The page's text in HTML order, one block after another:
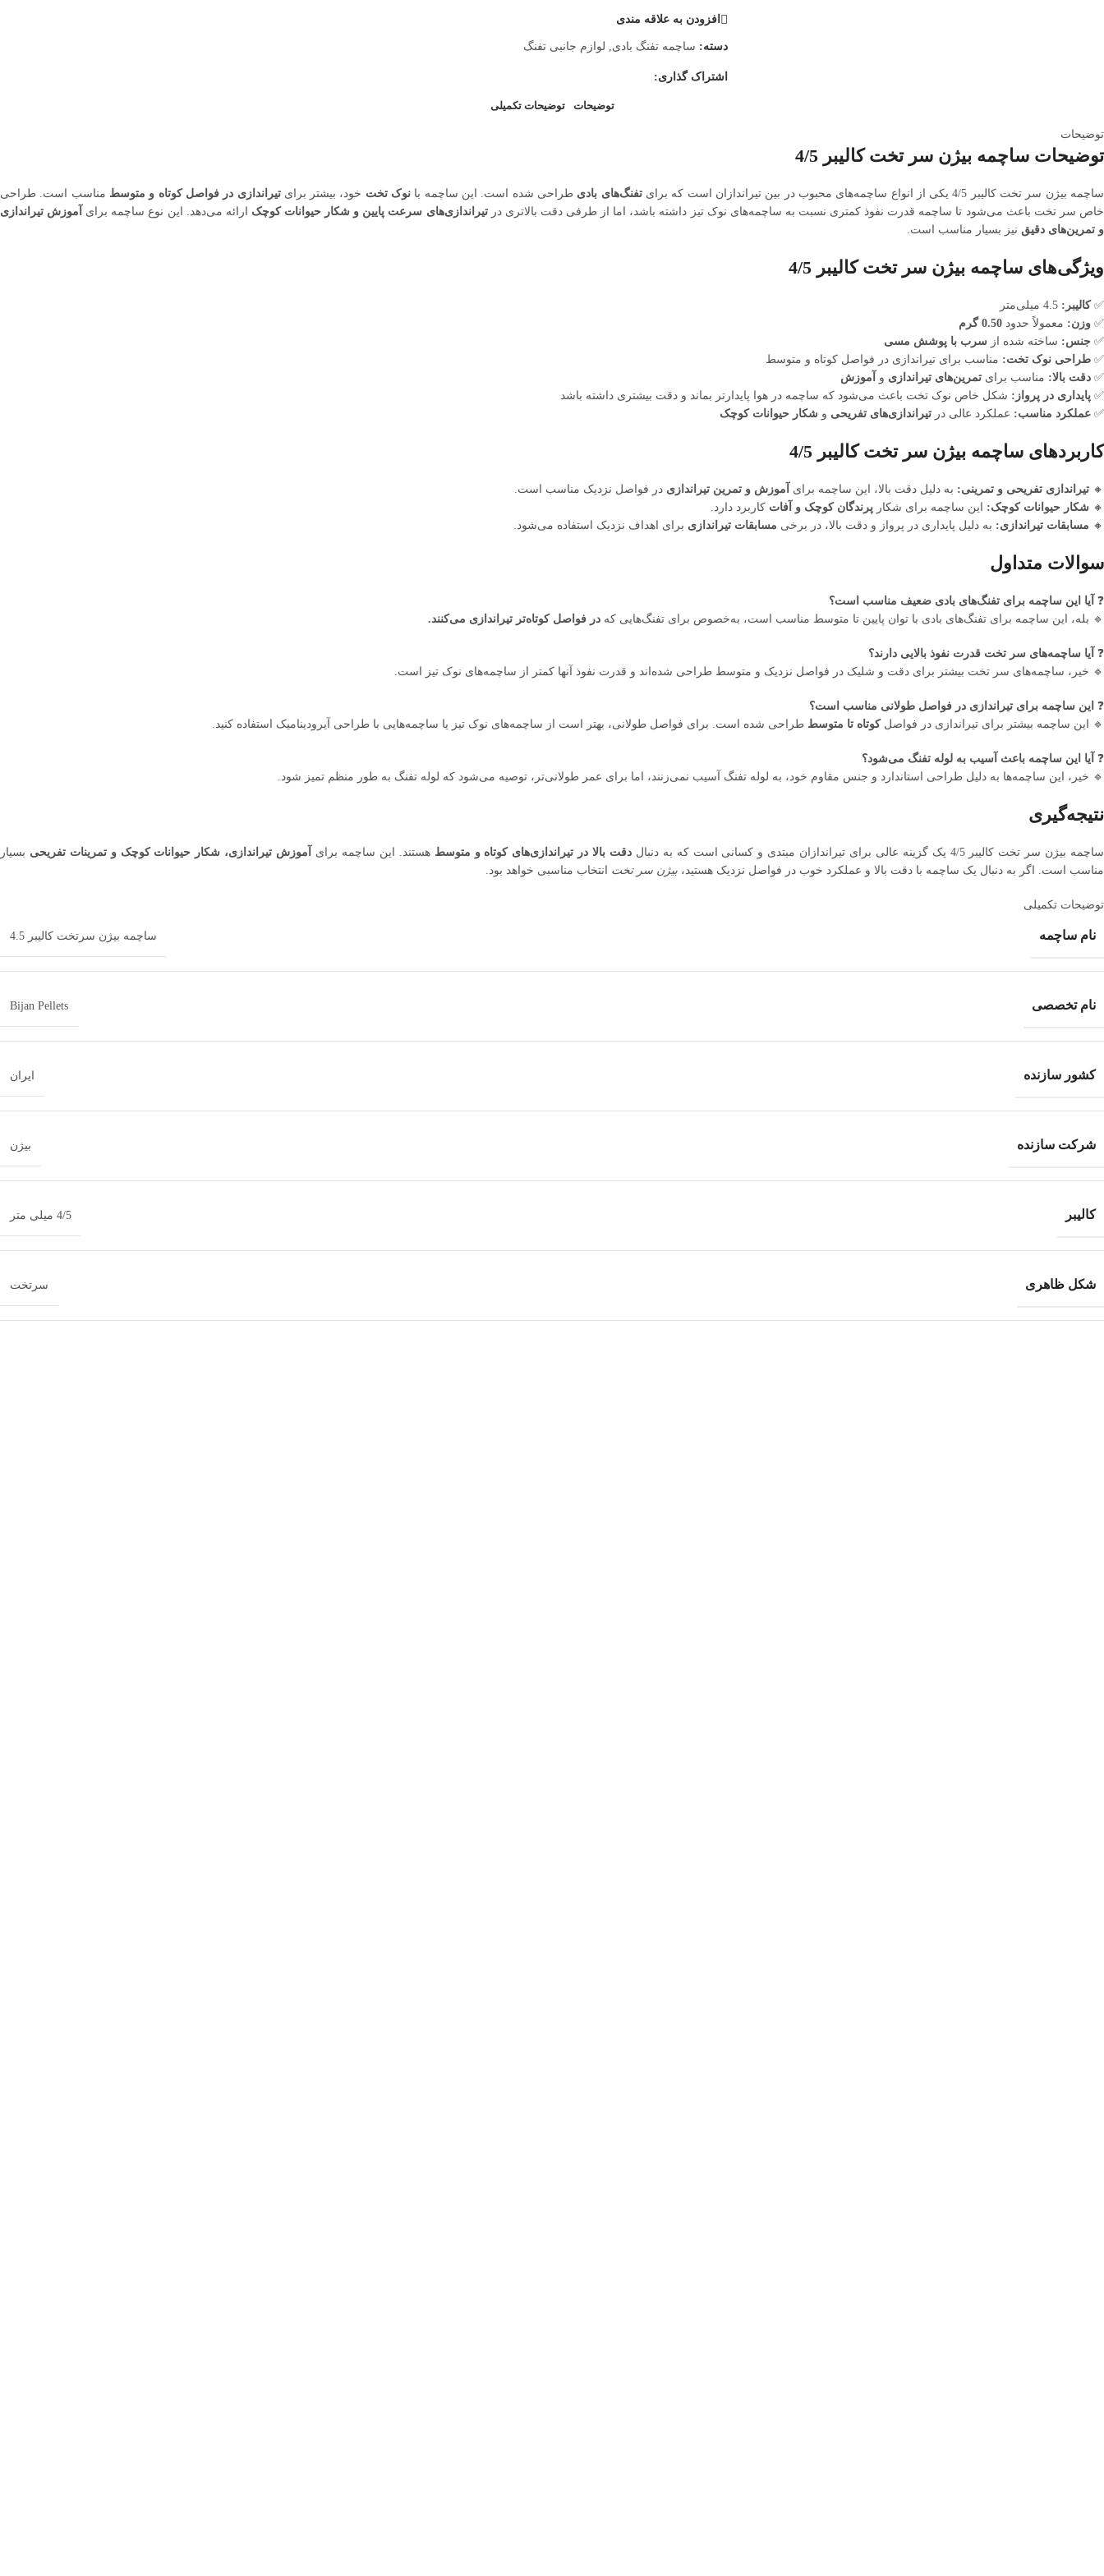
افزودن به علاقه مندی
دسته: ساچمه تفنگ بادی, لوازم جانبی تفنگ
اشتراک گذاری:
توضیحات توضیحات تکمیلی
توضیحات
توضیحات ساچمه بیژن سر تخت کالیبر 4/5
ساچمه بیژن سر تخت کالیبر 4/5 یکی از انواع ساچمه‌های محبوب در بین تیراندازان است که برای تفنگ‌های بادی طراحی شده است. این ساچمه با نوک تخت خود، بیشتر برایتیراندازی در فواصل کوتاه و متوسط مناسب است. طراحی
خاص سر تخت باعث می‌شود تا ساچمه قدرت نفوذ کمتری نسبت به ساچمه‌های نوک تیز داشته باشد، اما از طرفی دقت بالاتری درتیراندازی‌های سرعت پایین و شکار حیوانات کوچک ارائه می‌دهد. این نوع ساچمه برای
آموزش تیراندازی
و تمرین‌های دقیق نیز بسیار مناسب است.
ویژگی‌های ساچمه بیژن سر تخت کالیبر 4/5
✅کالیبر:
✅ وزن: معمولاً حدود 0.50 گرم
✅ جنس: ساخته شده از سرب با پوشش مسی
✅ طراحی نوک تخت: مناسب برای تیراندازی در فواصل کوتاه و متوسط
✅ دقت بالا: مناسب برای تمرین‌های تیراندازی و
آموزش
✅ پایداری در پرواز: شکل خاص نوک تخت باعث می‌شود که ساچمه در هوا پایدارتر بماند و دقت بیشتری داشته باشد
✅ عملکرد مناسب: عملکرد عالی در تیراندازی‌های تفریحی و شکار حیوانات کوچک
کاربردهای ساچمه بیژن سر تخت کالیبر 4/5
🔸 تیراندازی تفریحی و تمرینی: به دلیل دقت بالا، این ساچمه برای آموزش و تمرین تیراندازی در فواصل نزدیک مناسب است.
🔸 شکار حیوانات کوچک: این ساچمه برای شکار پرندگان کوچک و آفات کاربرد دارد.
🔸 مسابقات تیراندازی: به دلیل پایداری در پرواز و دقت بالا، در برخی مسابقات تیراندازی برای اهداف نزدیک استفاده می‌شود.
سوالات متداول
❓ آیا این ساچمه برای تفنگ‌های بادی ضعیف مناسب است؟
🔹 بله، این ساچمه برای تفنگ‌های بادی با توان پایین تا متوسط مناسب است، به‌خصوص برای تفنگ‌هایی که در فواصل کوتاه‌تر تیراندازی می‌کنند.
❓ آیا ساچمه‌های سر تخت قدرت نفوذ بالایی دارند؟
🔹 خیر، ساچمه‌های سر تخت بیشتر برای دقت و شلیک در فواصل نزدیک و متوسط طراحی شده‌اند و قدرت نفوذ آنها کمتر از ساچمه‌های نوک تیز است.
❓ این ساچمه برای تیراندازی در فواصل طولانی مناسب است؟
🔹 این ساچمه بیشتر برای تیراندازی در فواصلکوتاه تا متوسط طراحی شده است. برای فواصل طولانی، بهتر است از ساچمه‌های نوک تیز یا ساچمه‌هایی با طراحی آیرودینامیک استفاده کنید.
❓ آیا این ساچمه باعث آسیب به لوله تفنگ می‌شود؟
🔹 خیر، این ساچمه‌ها به دلیل طراحی استاندارد و جنس مقاوم خود، به لوله تفنگ آسیب نمی‌زنند، اما برای عمر طولانی‌تر، توصیه می‌شود که لوله تفنگ به طور منظم تمیز شود.
نتیجه‌گیری
ساچمه بیژن سر تخت کالیبر 4/5 یک گزینه عالی برای تیراندازان مبتدی و کسانی است که به دنبال دقت بالا در تیراندازی‌های کوتاه و متوسط هستند. این ساچمه برای آموزش تیراندازی، شکار حیوانات کوچک و تمرینات تفریحی بسیار
مناسب است. اگر به دنبال یک ساچمه با دقت بالا و عملکرد خوب در فواصل نزدیک هستید، بیژن سر تخت انتخاب مناسبی خواهد بود.
توضیحات تکمیلی
نام ساچمه ساچمه بیژن سرتخت کالیبر 4.5
نام تخصصی Bijan Pellets
کشور سازنده ایران
شرکت سازنده بیژن
کالیبر 4/5 میلی متر
شکل ظاهری سرتخت